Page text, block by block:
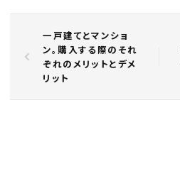
一戸建てとマンショ
ン。購入する際のそれ
ぞれのメリットとデメ
リット